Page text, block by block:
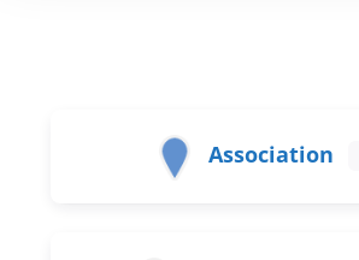
Association